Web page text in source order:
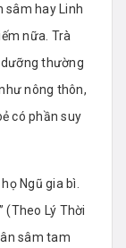
sâm hay Linh
nữa. Trà
thường
nông thôn,
có phần suy
họ Ngũ gia bì.
(Theo Lý Thời
sâm tam